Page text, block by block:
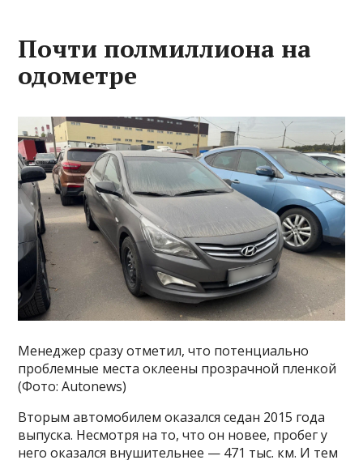
Почти полмиллиона на
одометре
Менеджер сразу отметил, что потенциально
проблемные места оклеены прозрачной пленкой
(Фото: Autonews)
Вторым автомобилем оказался седан 2015 года
выпуска. Несмотря на то, что он новее, пробег у
него оказался внушительнее — 471 тыс. км. И тем